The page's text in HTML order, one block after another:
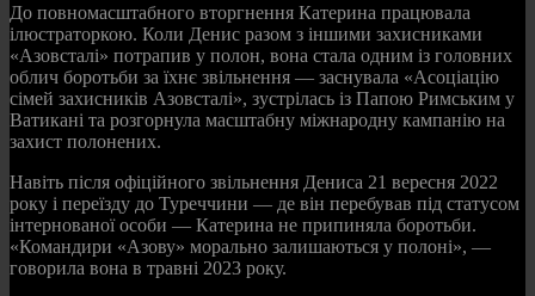
До повномасштабного вторгнення Катерина працювала
ілюстраторкою. Коли Денис разом з іншими захисниками
«Азовсталі» потрапив у полон, вона стала одним із головних
облич боротьби за їхнє звільнення — заснувала «Асоціацію
сімей захисників Азовсталі», зустрілась із Папою Римським у
Ватикані та розгорнула масштабну міжнародну кампанію на
захист полонених.
Навіть після офіційного звільнення Дениса 21 вересня 2022
року і переїзду до Туреччини — де він перебував під статусом
інтернованої особи — Катерина не припиняла боротьби.
«Командири «Азову» морально залишаються у полоні», —
говорила вона в травні 2023 року.